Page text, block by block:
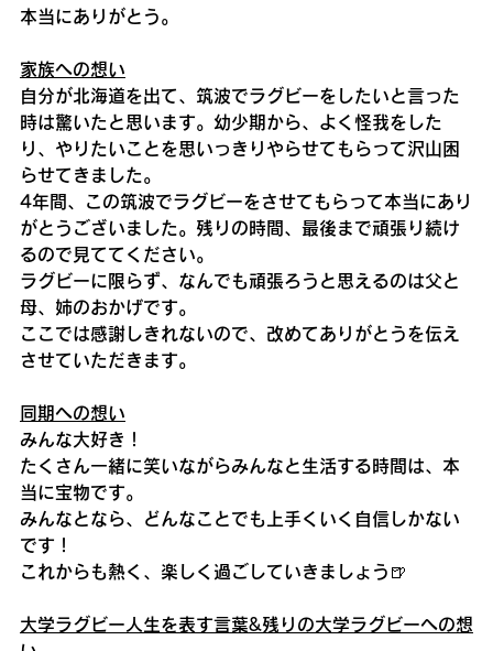
本当にありがとう。
家族への想い
自分が北海道を出て、筑波でラグビーをしたいと言った
時は驚いたと思います。幼少期から、よく怪我をした
り、やりたいことを思いっきりやらせてもらって沢山困
らせてきました。
4年間、この筑波でラグビーをさせてもらって本当にあり
がとうございました。残りの時間、最後まで頑張り続け
るので見ててください。
ラグビーに限らず、なんでも頑張ろうと思えるのは父と
母、姉のおかげです。
ここでは感謝しきれないので、改めてありがとうを伝え
させていただきます。
同期への想い
みんな大好き！
たくさん一緒に笑いながらみんなと生活する時間は、本
当に宝物です。
みんなとなら、どんなことでも上手くいく自信しかない
です！
これからも熱く、楽しく過ごしていきましょう🍺
大学ラグビー人生を表す言葉&残りの大学ラグビーへの想